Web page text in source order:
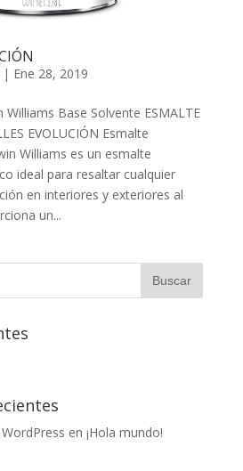
| Ene 28, 2019
Williams Base Solvente ESMALTE
EVOLUCIÓN Esmalte
Williams es un esmalte
ideal para resaltar cualquier
en interiores y exteriores al
un...
en ¡Hola mundo!